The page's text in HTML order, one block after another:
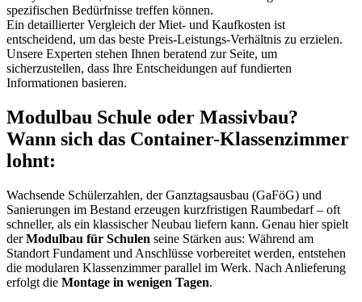
spezifischen Bedürfnisse treffen können.
Ein detaillierter Vergleich der Miet- und Kaufkosten ist
entscheidend, um das beste Preis-Leistungs-Verhältnis zu erzielen.
Unsere Experten stehen Ihnen beratend zur Seite, um
sicherzustellen, dass Ihre Entscheidungen auf fundierten
Informationen basieren.
Modulbau Schule oder Massivbau?
Wann sich das Container-Klassenzimmer
lohnt:
Wachsende Schülerzahlen, der Ganztagsausbau (GaFöG) und
Sanierungen im Bestand erzeugen kurzfristigen Raumbedarf – oft
schneller, als ein klassischer Neubau liefern kann. Genau hier spielt
derModulbau für Schulen seine Stärken aus: Während am
Standort Fundament und Anschlüsse vorbereitet werden, entstehen
die modularen Klassenzimmer parallel im Werk. Nach Anlieferung
erfolgt die Montage in wenigen Tagen.